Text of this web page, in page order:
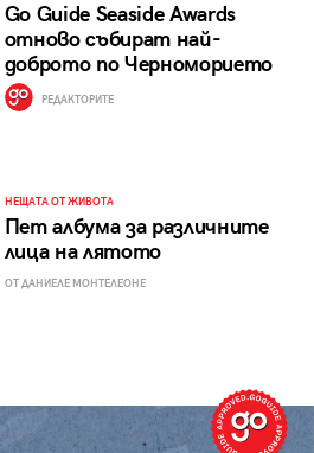
Go Guide Seaside Awards
отново събират най-
доброто по Черноморието
РЕДАКТОРИТЕ
НЕЩАТА ОТ ЖИВОТА
Пет албума за различните
лица на лятото
ОТ ДАНИЕЛЕ МОНТЕЛЕОНЕ